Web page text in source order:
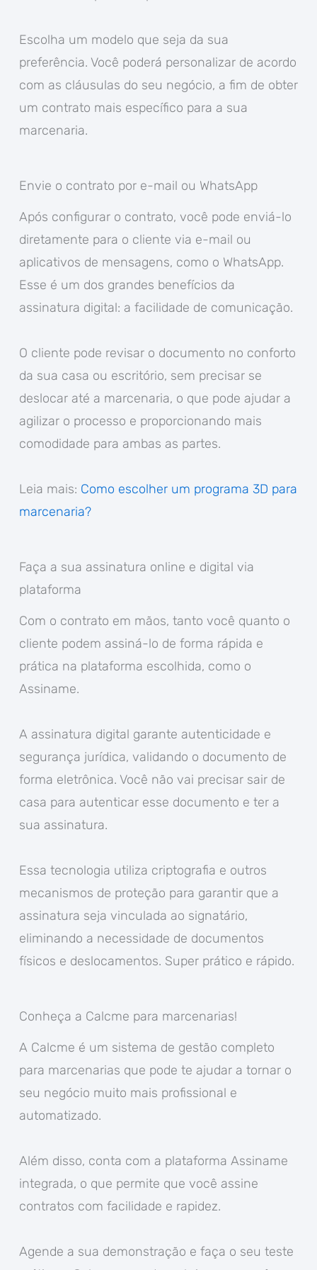
Escolha um modelo que seja da sua
preferência. Você poderá personalizar de acordo
com as cláusulas do seu negócio, a fim de obter
um contrato mais específico para a sua
marcenaria.
Envie o contrato por e-mail ou WhatsApp
Após configurar o contrato, você pode enviá-lo
diretamente para o cliente via e-mail ou
aplicativos de mensagens, como o WhatsApp.
Esse é um dos grandes benefícios da
assinatura digital: a facilidade de comunicação.
O cliente pode revisar o documento no conforto
da sua casa ou escritório, sem precisar se
deslocar até a marcenaria, o que pode ajudar a
agilizar o processo e proporcionando mais
comodidade para ambas as partes.
Leia mais: Como escolher um programa 3D para
marcenaria?
Faça a sua assinatura online e digital via
plataforma
Com o contrato em mãos, tanto você quanto o
cliente podem assiná-lo de forma rápida e
prática na plataforma escolhida, como o
Assiname.
A assinatura digital garante autenticidade e
segurança jurídica, validando o documento de
forma eletrônica. Você não vai precisar sair de
casa para autenticar esse documento e ter a
sua assinatura.
Essa tecnologia utiliza criptografia e outros
mecanismos de proteção para garantir que a
assinatura seja vinculada ao signatário,
eliminando a necessidade de documentos
físicos e deslocamentos. Super prático e rápido.
Conheça a Calcme para marcenarias!
A Calcme é um sistema de gestão completo
para marcenarias que pode te ajudar a tornar o
seu negócio muito mais profissional e
automatizado.
Além disso, conta com a plataforma Assiname
integrada, o que permite que você assine
contratos com facilidade e rapidez.
Agende a sua demonstração e faça o seu teste